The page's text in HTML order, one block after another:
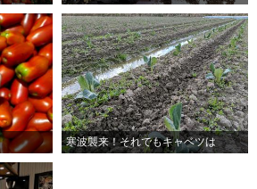
寒波襲来！それでもキャベツは